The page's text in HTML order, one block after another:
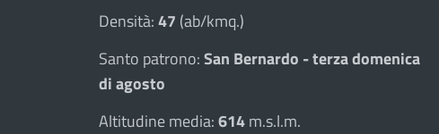
Densità:47 (ab/kmq.)
Santo patrono:San Bernardo - terza domenica
di agosto
Altitudine media:614m.s.l.m.